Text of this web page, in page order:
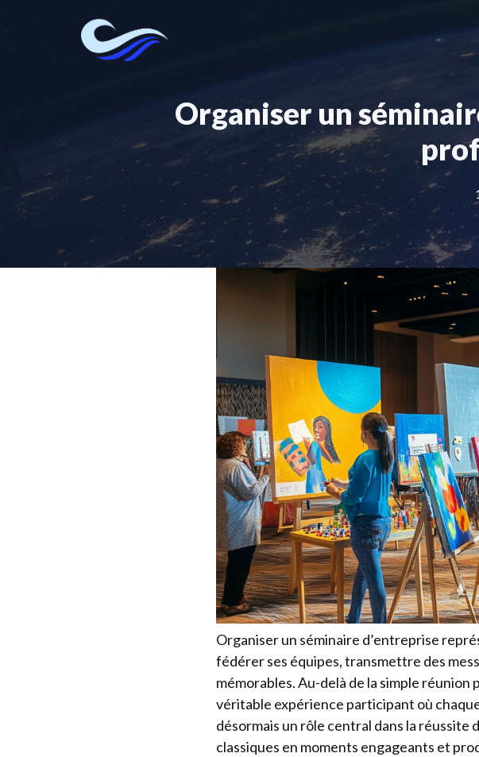
Organiser un
Organiser un séminaire d’entreprise
fédérer ses équipes, transmettre des
mémorables. Au-delà de la simple
véritable expérience participant où
désormais un rôle central dans la
classiques en moments engageants et